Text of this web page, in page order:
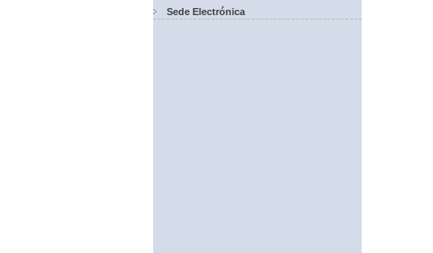
Sede Electrónica